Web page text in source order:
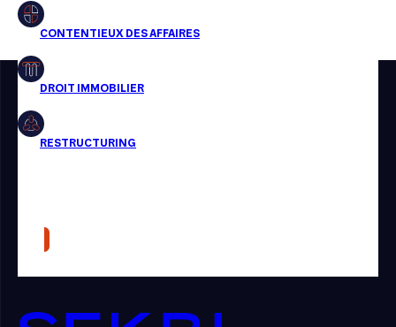
Droit immobilier
Restructuring
Presse
Aucun résultats pour cette recherche